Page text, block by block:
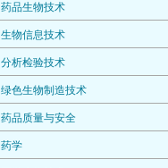
药品生物技术
生物信息技术
分析检验技术
绿色生物制造技术
药品质量与安全
药学